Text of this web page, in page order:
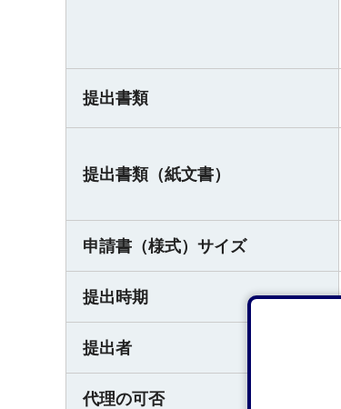
提出書類
提出書類（紙文書）
申請書（様式）サイズ
提出時期
提出者
代理の可否